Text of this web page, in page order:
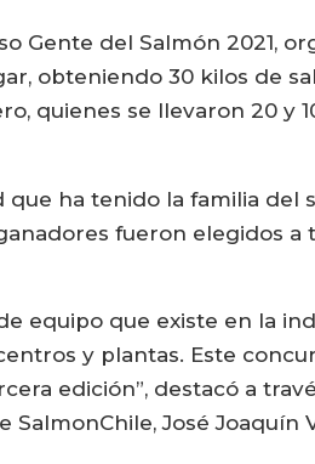
Gente del Salmón 2021,
obteniendo 30 kilos de
quienes se llevaron 20 y
ha tenido la familia del
fueron elegidos a
equipo que existe en la
y plantas. Este
edición”, destacó a
José Joaquín